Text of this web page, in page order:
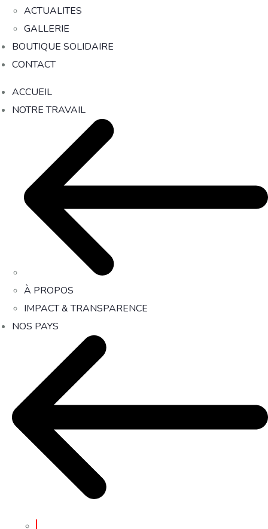
ACTUALITES
GALLERIE
BOUTIQUE SOLIDAIRE
CONTACT
ACCUEIL
NOTRE TRAVAIL
À PROPOS
IMPACT & TRANSPARENCE
NOS PAYS